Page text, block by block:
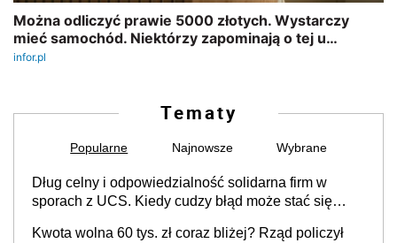
Tematy
Popularne Najnowsze Wybrane
Dług celny i odpowiedzialność solidarna firm w
sporach z UCS. Kiedy cudzy błąd może stać się
Kwota wolna 60 tys. zł coraz bliżej? Rząd policzył